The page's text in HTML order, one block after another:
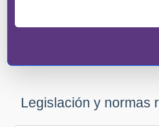
Legislación y normas